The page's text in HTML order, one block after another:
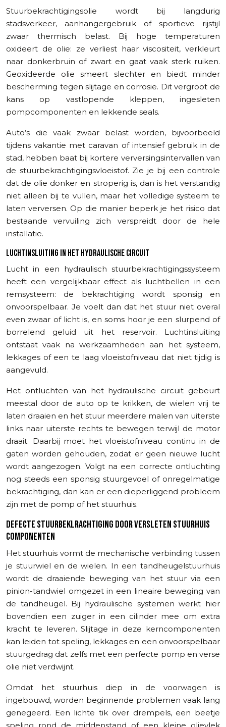
Stuurbekrachtigingsolie wordt bij langdurig
stadsverkeer, aanhangergebruik of sportieve rijstijl
zwaar thermisch belast. Bij hoge temperaturen
oxideert de olie: ze verliest haar viscositeit, verkleurt
naar donkerbruin of zwart en gaat vaak sterk ruiken.
Geoxideerde olie smeert slechter en biedt minder
bescherming tegen slijtage en corrosie. Dit vergroot de
kans op vastlopende kleppen, ingesleten
pompcomponenten en lekkende seals.
Auto’s die vaak zwaar belast worden, bijvoorbeeld
tijdens vakantie met caravan of intensief gebruik in de
stad, hebben baat bij kortere verversingsintervallen van
de stuurbekrachtigingsvloeistof. Zie je bij een controle
dat de olie donker en stroperig is, dan is het verstandig
niet alleen bij te vullen, maar het volledige systeem te
laten verversen. Op die manier beperk je het risico dat
bestaande vervuiling zich verspreidt door de hele
installatie.
LUCHTINSLUITING IN HET HYDRAULISCHE CIRCUIT
Lucht in een hydraulisch stuurbekrachtigingssysteem
heeft een vergelijkbaar effect als luchtbellen in een
remsysteem: de bekrachtiging wordt sponsig en
onvoorspelbaar. Je voelt dan dat het stuur niet overal
even zwaar of licht is, en soms hoor je een slurpend of
borrelend geluid uit het reservoir. Luchtinsluiting
ontstaat vaak na werkzaamheden aan het systeem,
lekkages of een te laag vloeistofniveau dat niet tijdig is
aangevuld.
Het ontluchten van het hydraulische circuit gebeurt
meestal door de auto op te krikken, de wielen vrij te
laten draaien en het stuur meerdere malen van uiterste
links naar uiterste rechts te bewegen terwijl de motor
draait. Daarbij moet het vloeistofniveau continu in de
gaten worden gehouden, zodat er geen nieuwe lucht
wordt aangezogen. Volgt na een correcte ontluchting
nog steeds een sponsig stuurgevoel of onregelmatige
bekrachtiging, dan kan er een dieperliggend probleem
zijn met de pomp of het stuurhuis.
DEFECTE STUURBEKLRACHTIGING DOOR VERSLETEN STUURHUIS
COMPONENTEN
Het stuurhuis vormt de mechanische verbinding tussen
je stuurwiel en de wielen. In een tandheugelstuurhuis
wordt de draaiende beweging van het stuur via een
pinion-tandwiel omgezet in een lineaire beweging van
de tandheugel. Bij hydraulische systemen werkt hier
bovendien een zuiger in een cilinder mee om extra
kracht te leveren. Slijtage in deze kerncomponenten
kan leiden tot speling, lekkages en een onvoorspelbaar
stuurgedrag dat zelfs met een perfecte pomp en verse
olie niet verdwijnt.
Omdat het stuurhuis diep in de voorwagen is
ingebouwd, worden beginnende problemen vaak lang
genegeerd. Een lichte tik over drempels, een beetje